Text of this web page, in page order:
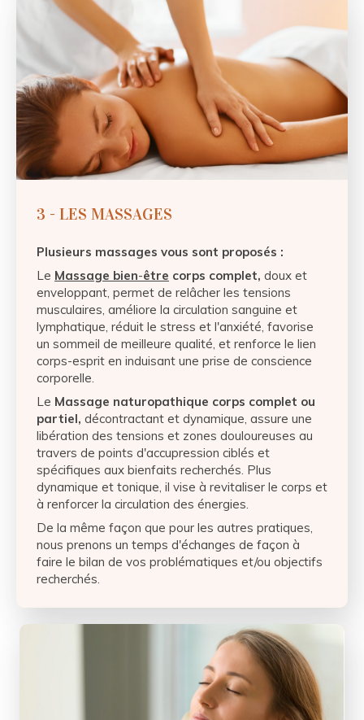
3 - LES MASSAGES
Plusieurs massages vous sont proposés :
Le Massage bien-être corps complet, doux et
enveloppant, permet de relâcher les tensions
musculaires, améliore la circulation sanguine et
lymphatique, réduit le stress et l'anxiété, favorise
un sommeil de meilleure qualité, et renforce le lien
corps-esprit en induisant une prise de conscience
corporelle.
Le Massage naturopathique corps complet ou
partiel, décontractant et dynamique, assure une
libération des tensions et zones douloureuses au
travers de points d'accupression ciblés et
spécifiques aux bienfaits recherchés. Plus
dynamique et tonique, il vise à revitaliser le corps et
à renforcer la circulation des énergies.
De la même façon que pour les autres pratiques,
nous prenons un temps d'échanges de façon à
faire le bilan de vos problématiques et/ou objectifs
recherchés.